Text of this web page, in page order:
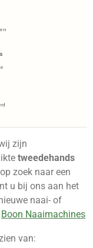
zijn
tweedehands
zoek naar een
u bij ons aan het
naai- of
Boon Naaimachines
van: